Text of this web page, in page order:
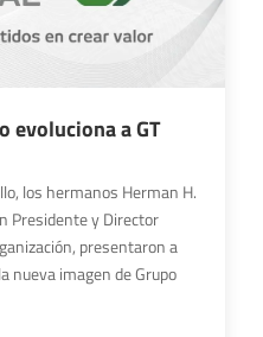
evoluciona a GT
los hermanos Herman H.
Presidente y Director
presentaron a
nueva imagen de Grupo